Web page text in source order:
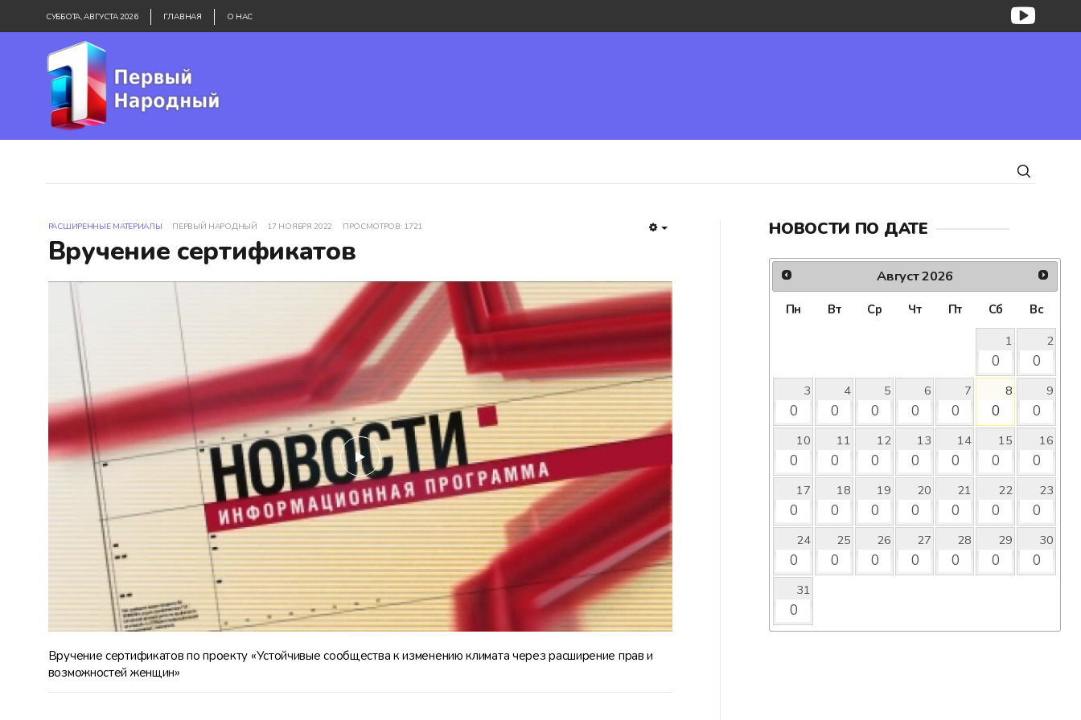
СУББОТА, АВГУСТА 2026 ГЛАВНАЯ О НАС
РАСШИРЕННЫЕ МАТЕРИАЛЫ ПЕРВЫЙ НАРОДНЫЙ 17 НОЯБРЯ 2022 ПРОСМОТРОВ: 1721
Вручение сертификатов
Вручение сертификатов по проекту «Устойчивые сообщества к изменению климата через расширение прав и
возможностей женщин»
НОВОСТИ ПО ДАТЕ
Август2026
Пн Вт Ср Чт Пт Сб
Вс
1
0
2
0
3
0
4
0
5
0
6
0
7
0
8
0
9
0
10
0
11
0
12
0
13
0
14
0
15
0
16
0
17
0
18
0
19
0
20
0
21
0
22
0
23
0
24
0
25
0
26
0
27
0
28
0
29
0
30
0
31
0